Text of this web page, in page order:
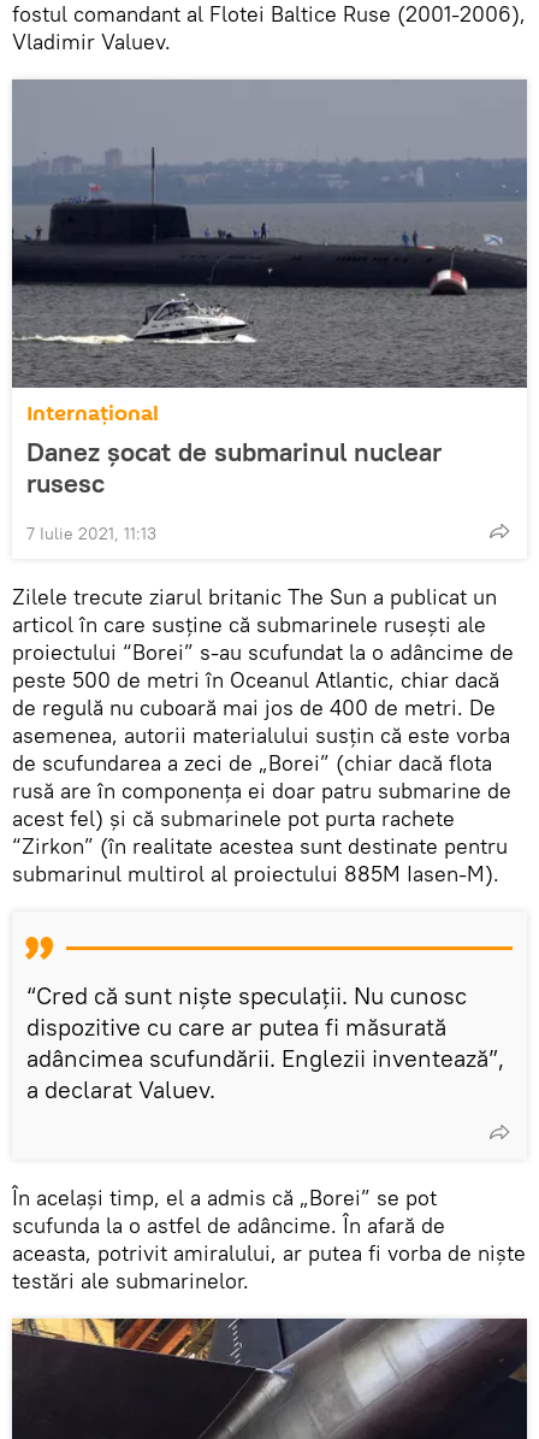
fostul comandant al Flotei Baltice Ruse (2001-2006),
Vladimir Valuev.
Internaţional
Danez șocat de submarinul nuclear
rusesc
7 Iulie 2021, 11:13
Zilele trecute ziarul britanic The Sun a publicat un
articol în care susține că submarinele rusești ale
proiectului “Borei” s-au scufundat la o adâncime de
peste 500 de metri în Oceanul Atlantic, chiar dacă
de regulă nu cuboară mai jos de 400 de metri. De
asemenea, autorii materialului susțin că este vorba
de scufundarea a zeci de „Borei” (chiar dacă flota
rusă are în componența ei doar patru submarine de
acest fel) și că submarinele pot purta rachete
“Zirkon” (în realitate acestea sunt destinate pentru
submarinul multirol al proiectului 885M Iasen-M).
“Cred că sunt niște speculații. Nu cunosc
dispozitive cu care ar putea fi măsurată
adâncimea scufundării. Englezii inventează”,
a declarat Valuev.
În același timp, el a admis că „Borei” se pot
scufunda la o astfel de adâncime. În afară de
aceasta, potrivit amiralului, ar putea fi vorba de niște
testări ale submarinelor.